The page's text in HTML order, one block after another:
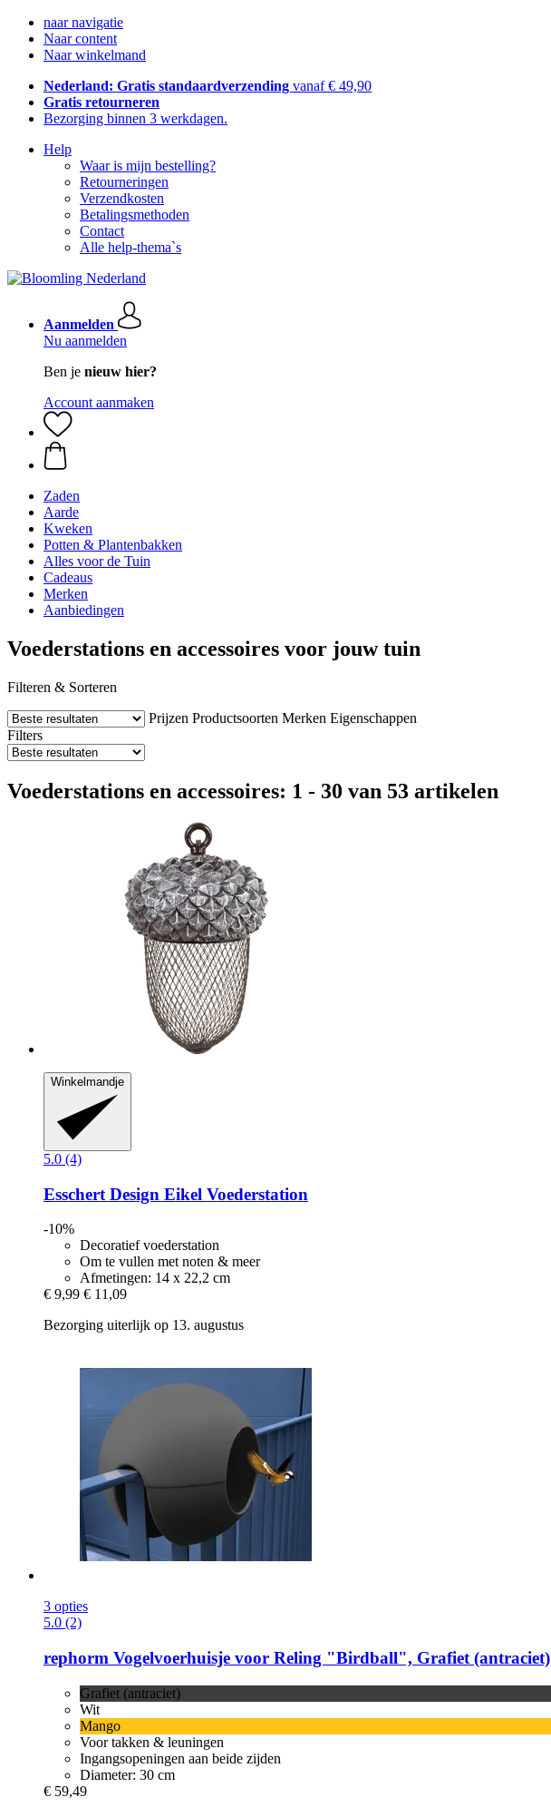
naar navigatie
Naar content
Naar winkelmand
Nederland: Gratis standaardverzending vanaf € 49,90
Gratis retourneren
Bezorging binnen 3 werkdagen.
Help
Waar is mijn bestelling?
Retourneringen
Verzendkosten
Betalingsmethoden
Contact
Alle help-thema`s
Aanmelden
Nu aanmelden
Ben je nieuw hier?
Account aanmaken
Zaden
Aarde
Kweken
Potten & Plantenbakken
Alles voor de Tuin
Cadeaus
Merken
Aanbiedingen
Voederstations en accessoires voor jouw tuin
Filteren & Sorteren
Prijzen Productsoorten Merken Eigenschappen
Filters
Voederstations en accessoires: 1 - 30 van 53 artikelen
Winkelmandje
5.0 (4)
Esschert Design Eikel Voederstation
-10%
Decoratief voederstation
Om te vullen met noten & meer
Afmetingen: 14 x 22,2 cm
€ 9,99 € 11,09
Bezorging uiterlijk op 13. augustus
3 opties
5.0 (2)
rephorm Vogelvoerhuisje voor Reling "Birdball", Grafiet (antraciet)
Grafiet (antraciet)
Wit
Mango
Voor takken & leuningen
Ingangsopeningen aan beide zijden
Diameter: 30 cm
€ 59,49